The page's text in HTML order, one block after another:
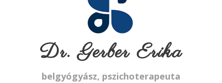
Dr. Gerber Erika
belgyógyász, pszichoterapeuta